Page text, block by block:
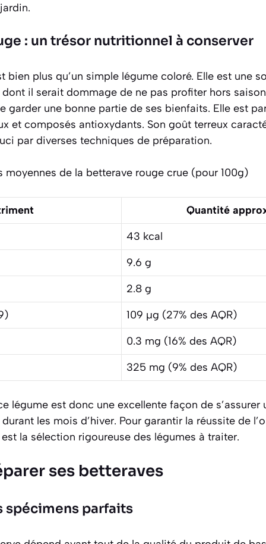
: un trésor nutritionnel à conserver
bien plus qu’un simple légume coloré. Elle est une
il serait dommage de ne pas profiter hors
garder une bonne partie de ses bienfaits. Elle est
et composés antioxydants. Son goût terreux
par diverses techniques de préparation.
moyennes de la betterave rouge crue (pour 100g)
Quantité
43 kcal
9.6 g
2.8 g
109 µg (27% des AQR)
0.3 mg (16% des AQR)
325 mg (9% des AQR)
légume est donc une excellente façon de s’assurer
les mois d’hiver. Pour garantir la réussite de
la sélection rigoureuse des légumes à traiter.
ses betteraves
spécimens parfaits